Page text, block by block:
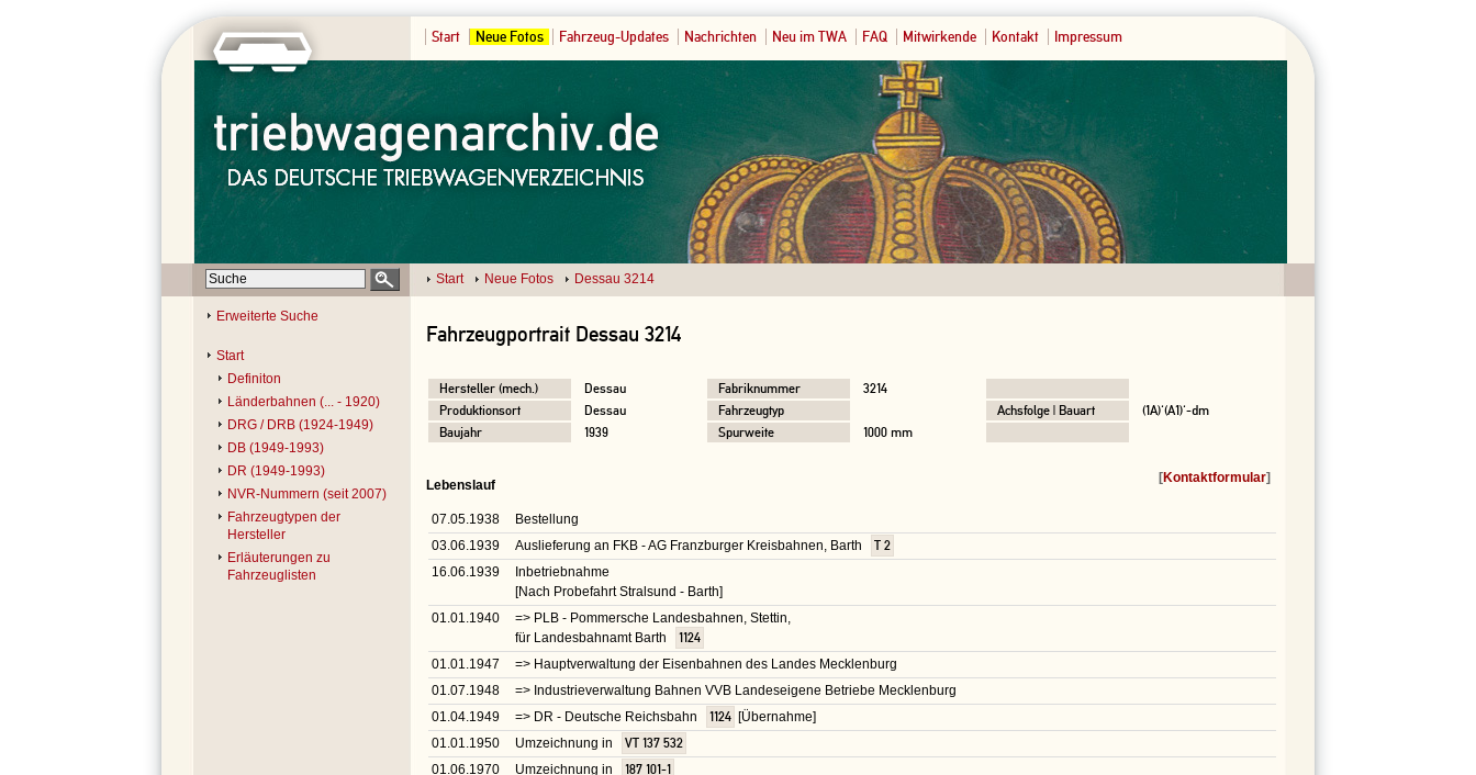
Start Neue Fotos Fahrzeug-Updates Nachrichten Neu im TWA FAQ Mitwirkende Kontakt Impressum
Start Neue Fotos Dessau 3214
Erweiterte Suche
Start
Definiton
Länderbahnen (... - 1920)
DRG / DRB (1924-1949)
DB (1949-1993)
DR (1949-1993)
NVR-Nummern (seit 2007)
Fahrzeugtypen der
Hersteller
Erläuterungen zu
Fahrzeuglisten
Fahrzeugportrait Dessau 3214
Hersteller (mech.) Dessau Fabriknummer
3214
Produktionsort
Dessau Fahrzeugtyp Achsfolge | Bauart
(1A)'(A1)'-dm
Baujahr
1939 Spurweite 1000 mm
Lebenslauf [Kontaktformular]
07.05.1938
Bestellung
03.06.1939
Auslieferung an FKB - AG Franzburger Kreisbahnen, Barth
T 2
16.06.1939
Inbetriebnahme
[Nach Probefahrt Stralsund - Barth]
01.01.1940
=> PLB - Pommersche Landesbahnen, Stettin,
für Landesbahnamt Barth
1124
01.01.1947
=> Hauptverwaltung der Eisenbahnen des Landes Mecklenburg
01.07.1948
=> Industrieverwaltung Bahnen VVB Landeseigene Betriebe Mecklenburg
01.04.1949
=> DR - Deutsche Reichsbahn 1124 [Übernahme]
01.01.1950
Umzeichnung in
VT 137 532
01.06.1970
Umzeichnung in
187 101-1